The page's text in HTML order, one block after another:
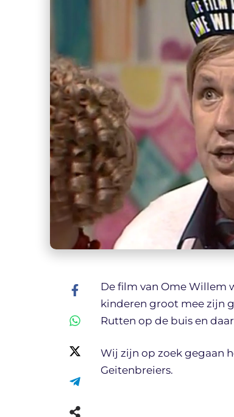
De film van Ome Willem
kinderen groot mee zijn
Rutten op de buis en
Wij zijn op zoek gegaan
Geitenbreiers.